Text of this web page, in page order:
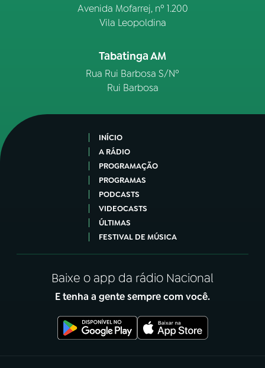
Avenida Mofarrej, nº 1.200
Vila Leopoldina
Tabatinga AM
Rua Rui Barbosa S/Nº
Rui Barbosa
INÍCIO
A RÁDIO
PROGRAMAÇÃO
PROGRAMAS
PODCASTS
VIDEOCASTS
ÚLTIMAS
FESTIVAL DE MÚSICA
Baixe o app da rádio Nacional
E tenha a gente sempre com você.